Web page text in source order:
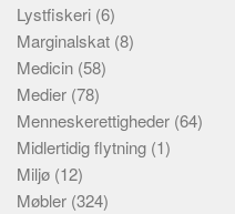
Lystfiskeri (6)
Marginalskat (8)
Medicin (58)
Medier (78)
Menneskerettigheder (64)
Midlertidig flytning (1)
Miljø (12)
Møbler (324)